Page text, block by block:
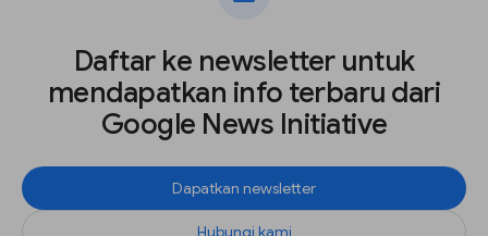
Daftar ke newsletter untuk
mendapatkan info terbaru dari
Google News Initiative
Dapatkan newsletter
Hubungi kami